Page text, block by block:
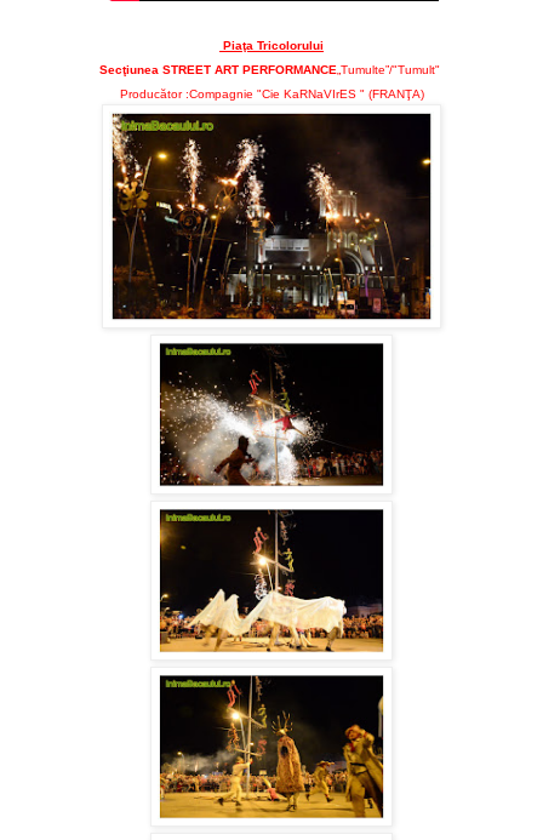
Piaţa Tricolorului
Secţiunea STREET ART PERFORMANCE „Tumulte”/"Tumult"
Producător :Compagnie "Cie KaRNaVIrES " (FRANŢA)